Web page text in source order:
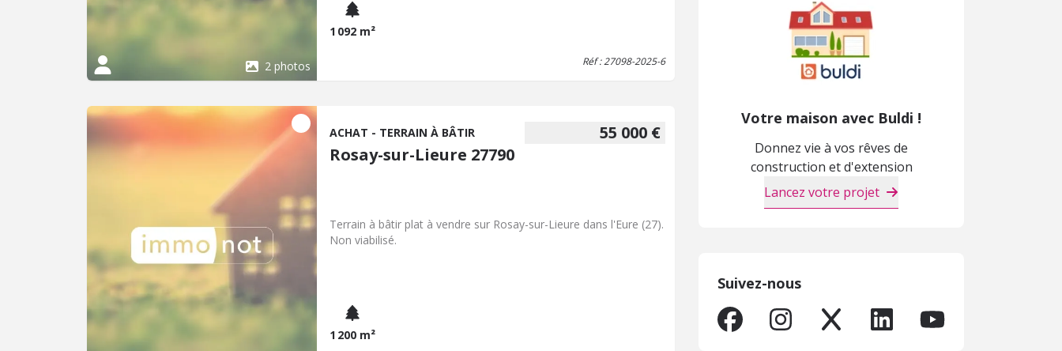
2 photos
1 092 m²
Réf : 27098-2025-6
55 000 €
ACHAT - TERRAIN À BÂTIR
Rosay-sur-Lieure 27790
Terrain à bâtir plat à vendre sur Rosay-sur-Lieure dans l'Eure (27).
Non viabilisé.
1 200 m²
Votre maison avec Buldi !
Donnez vie à vos rêves de
construction et d'extension
Lancez votre projet
Suivez-nous